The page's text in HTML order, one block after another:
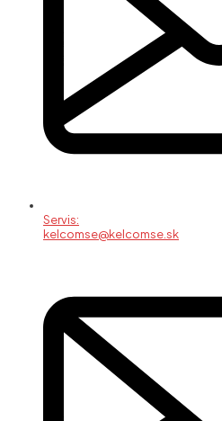
Servis:
kelcomse@kelcomse.sk